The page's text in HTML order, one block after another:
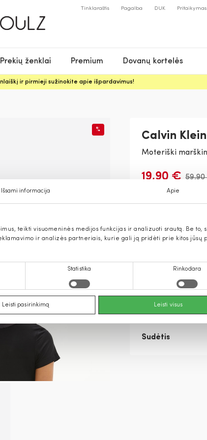
Išsami informacija Apie
teikti visuomeninės medijos funkcijas ir analizuoti srautą. Be to,
ir analizės partneriais, kurie gali ją pridėti prie kitos jūsų
Statistika Rinkodara
Leisti pasirinkimą Leisti visus
Tinklaraštis Pagalba DUK
Prekių ženklai Premium Dovanų kortelės
ir pirmieji sužinokite apie išpardavimus!
%
Calvin
Moteriški
19,90 €
Deja, šios prekės
Prekės
Sudėtis